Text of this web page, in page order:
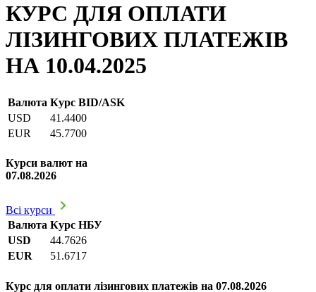
КУРС ДЛЯ ОПЛАТИ
ЛІЗИНГОВИХ ПЛАТЕЖІВ
НА 10.04.2025
Валюта Курс BID/ASK
USD
41.4400
EUR
45.7700
Курси валют на
07.08.2026
Всі курси
Валюта Курс НБУ
USD
44.7626
EUR
51.6717
Курс для оплати лізингових платежів на 07.08.2026